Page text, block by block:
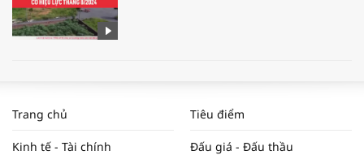
NAM NĂM 2024 VÀ NĂM 2025 | NHỊP
ĐẬP THỊ TRƯỜNG #62
Trang chủ Tiêu điểm
Kinh tế - Tài chính Đấu giá - Đấu thầu